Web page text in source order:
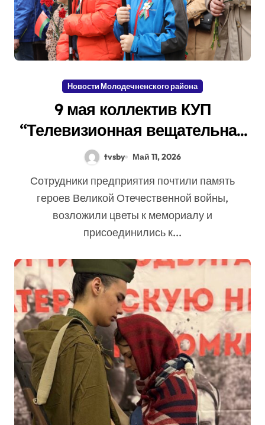
Новости Молодечненского района
9 мая коллектив КУП
“Телевизионная вещательная
сеть” принял участие в
посвященном Дню Победы
tvsby Май 11, 2026
Сотрудники предприятия почтили память
героев Великой Отечественной войны,
возложили цветы к мемориалу и
присоединились к...